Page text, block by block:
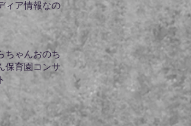
ィア情報なの
ちゃんおのち
保育園コンサ